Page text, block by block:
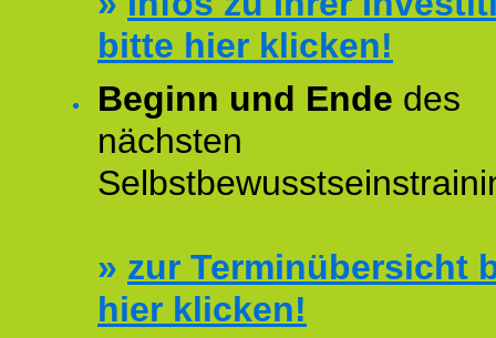
bitte hier klicken!
Beginn und Ende des
nächsten
» zur Terminübersicht
hier klicken!